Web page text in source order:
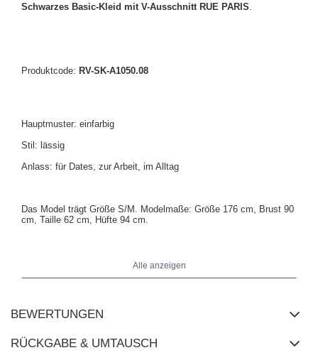
Schwarzes Basic-Kleid mit V-Ausschnitt RUE PARIS.
Produktcode: RV-SK-A1050.08
Hauptmuster: einfarbig
Stil: lässig
Anlass: für Dates, zur Arbeit, im Alltag
Das Model trägt Größe S/M. Modelmaße: Größe 176 cm, Brust 90
cm, Taille 62 cm, Hüfte 94 cm.
Maße des Kleides in Größe S/M flach gemessen: Breite unter den
Achseln - 44 cm, Taillenweite - 35 cm, Ärmellänge - 59 cm,
Alle anzeigen
BEWERTUNGEN
RÜCKGABE & UMTAUSCH